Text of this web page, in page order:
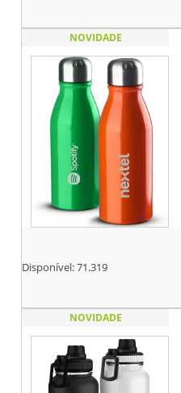
NOVIDADE
Disponível:71.319
NOVIDADE